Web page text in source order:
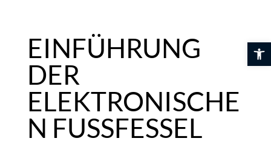
EINFÜHRUNG
DER
ELEKTRONISCHE
N FUSSFESSEL